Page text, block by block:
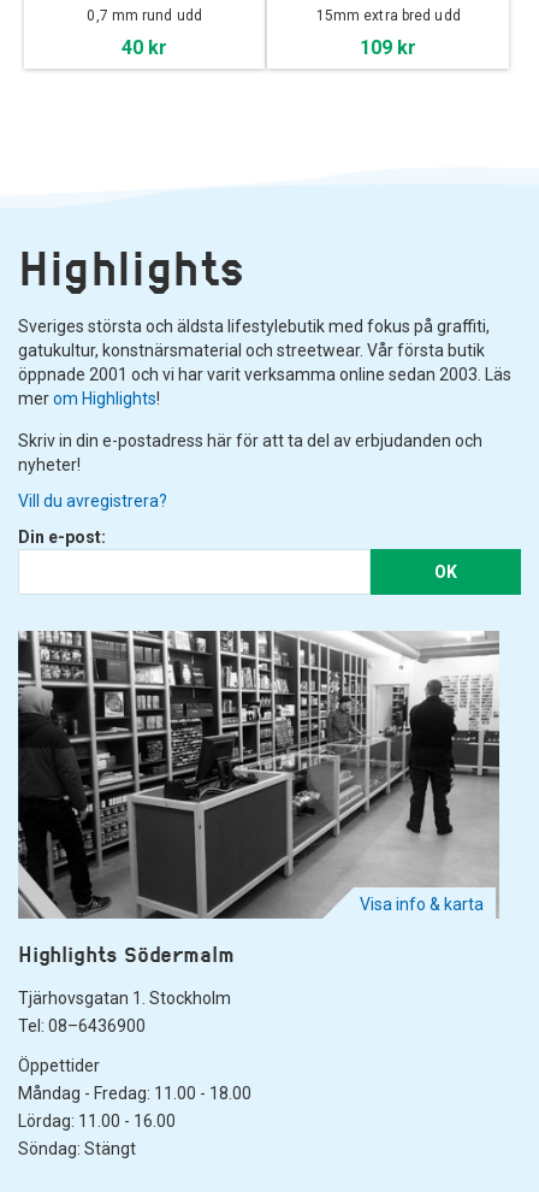
0,7 mm rund udd
40 kr
15mm extra bred udd
109 kr
Highlights
Sveriges största och äldsta lifestylebutik med fokus på graffiti,
gatukultur, konstnärsmaterial och streetwear. Vår första butik
öppnade 2001 och vi har varit verksamma online sedan 2003. Läs
merom Highlights!
Skriv in din e-postadress här för att ta del av erbjudanden och
nyheter!
Vill du avregistrera?
Din e-post:
OK
Visa info & karta
Highlights Södermalm
Tjärhovsgatan 1. Stockholm
Tel: 08–6436900
Öppettider
Måndag - Fredag: 11.00 - 18.00
Lördag: 11.00 - 16.00
Söndag: Stängt